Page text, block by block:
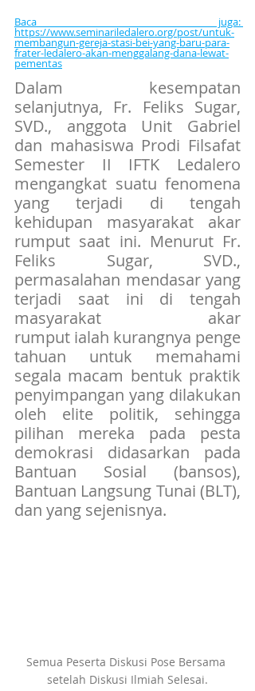
https://www.seminariledalero.org/post/untuk-
membangun-gereja-stasi-bei-yang-baru-para-
frater-ledalero-akan-menggalang-dana-lewat-
pementas
Dalam kesempatan
selanjutnya, Fr. Feliks Sugar,
SVD., anggota Unit Gabriel
dan mahasiswa Prodi Filsafat
Semester II IFTK Ledalero
mengangkat suatu fenomena
yang terjadi di tengah
kehidupan masyarakat akar
rumput saat ini. Menurut Fr.
Feliks Sugar, SVD.,
permasalahan mendasar yang
terjadi saat ini di tengah
masyarakat akar
rumput ialah kurangnya penge
tahuan untuk memahami
segala macam bentuk praktik
penyimpangan yang dilakukan
oleh elite politik, sehingga
pilihan mereka pada pesta
demokrasi didasarkan pada
Bantuan Sosial (bansos),
Bantuan Langsung Tunai (BLT),
dan yang sejenisnya.
Semua Peserta Diskusi Pose Bersama
setelah Diskusi Ilmiah Selesai.